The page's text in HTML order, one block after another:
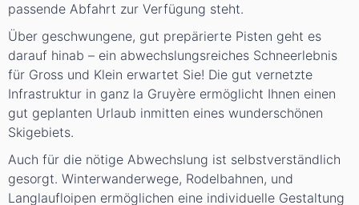
passende Abfahrt zur Verfügung steht.
Über geschwungene, gut prepärierte Pisten geht es
darauf hinab – ein abwechslungsreiches Schneerlebnis
für Gross und Klein erwartet Sie! Die gut vernetzte
Infrastruktur in ganz la Gruyère ermöglicht Ihnen einen
gut geplanten Urlaub inmitten eines wunderschönen
Skigebiets.
Auch für die nötige Abwechslung ist selbstverständlich
gesorgt. Winterwanderwege, Rodelbahnen, und
Langlaufloipen ermöglichen eine individuelle Gestaltung